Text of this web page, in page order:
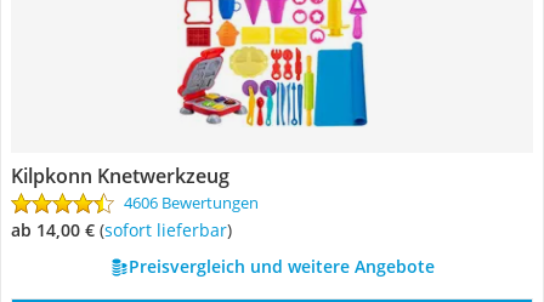
Kilpkonn Knetwerkzeug
4606 Bewertungen
ab 14,00 € ( Sofort lieferbar)
Preisvergleich und weitere Angebote